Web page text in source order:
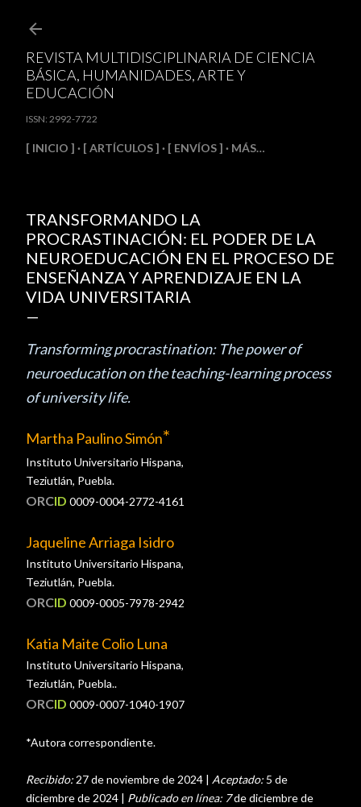
REVISTA MULTIDISCIPLINARIA DE CIENCIA
BÁSICA, HUMANIDADES, ARTE Y
EDUCACIÓN
ISSN: 2992-7722
[ INICIO ] [ ARTÍCULOS ] [ ENVÍOS ] MÁS…
TRANSFORMANDO LA
PROCRASTINACIÓN: EL PODER DE LA
NEUROEDUCACIÓN EN EL PROCESO DE
ENSEÑANZA Y APRENDIZAJE EN LA
VIDA UNIVERSITARIA
Transforming procrastination: The power of
neuroeducation on the teaching-learning process
of university life.
Martha Paulino Simón*
Instituto Universitario Hispana,
Teziutlán, Puebla.
ORCID 0009-0004-2772-4161
Jaqueline Arriaga Isidro
Instituto Universitario Hispana,
Teziutlán, Puebla.
ORCID 0009-0005-7978-2942
Katia Maite Colio Luna
Instituto Universitario Hispana,
Teziutlán, Puebla..
ORCID 0009-0007-1040-1907
*Autora correspondiente.
Recibido: 27 de noviembre de 2024 | Aceptado: 5 de
diciembre de 2024 | Publicado en línea: 7de diciembre de